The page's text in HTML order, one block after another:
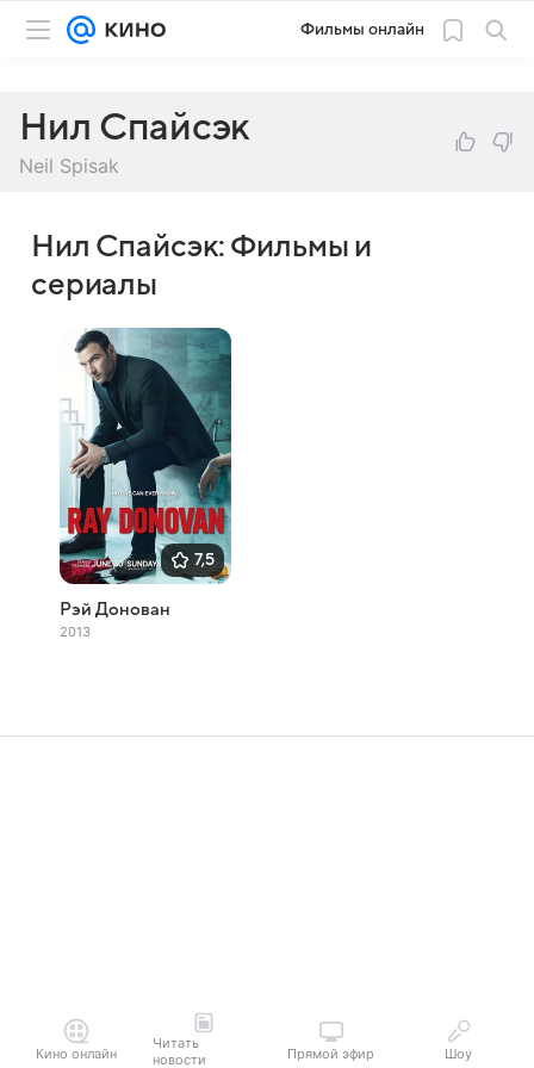
Фильмы онлайн
Нил Спайсэк
Neil Spisak
Нил Спайсэк: Фильмы и
сериалы
7,5
Рэй Донован
2013
Кино онлайн
Читать
новости
Прямой эфир Шоу